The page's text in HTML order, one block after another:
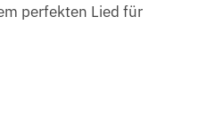
perfekten Lied für